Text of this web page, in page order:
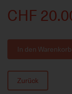
CHF
In den Warenkorb
Zurück